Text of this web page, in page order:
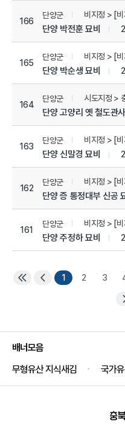
166
단양군 비지정 > [
단양 박전훈 묘비
165
단양군 비지정 > [
단양 박순생 묘비
164
단양군 시도지정 >
단양 고양리 옛 철도관사
163
단양군 비지정 > [
단양 신말경 묘비
162
단양군 비지정 > [
단양 증 통정대부 신공
161
단양군 비지정 > [
단양 주정하 묘비
1 2 3
배너모음
무형유산 지식새김
국가